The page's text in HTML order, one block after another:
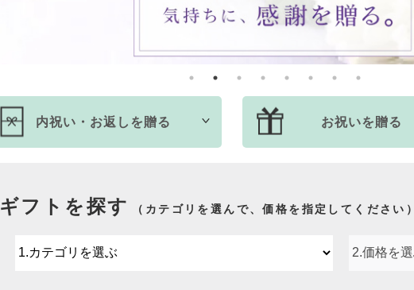
内祝い・ お返しを贈る お祝いを贈る
ギフトを探す （カテゴリを選んで、価格を指定してください）